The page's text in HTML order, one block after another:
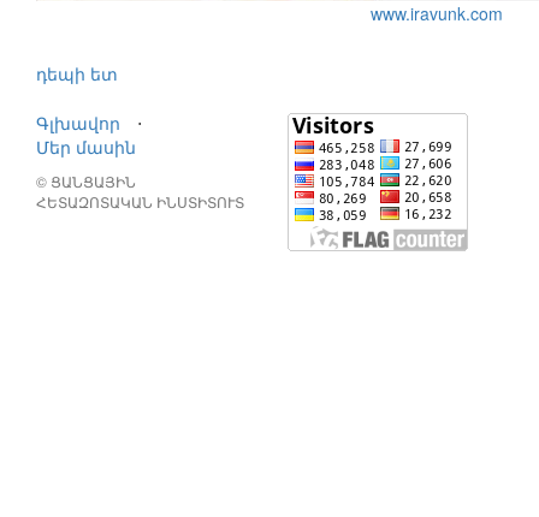
www.iravunk.com
դեպի ետ
Գլխավոր
⋅
Մեր մասին
© ՑԱՆՑԱՅԻՆ
ՀԵՏԱԶՈՏԱԿԱՆ ԻՆՍՏԻՏՈՒՏ